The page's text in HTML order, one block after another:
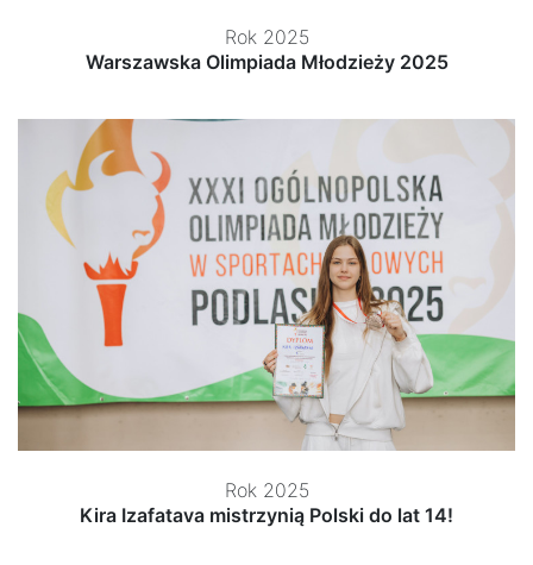
Rok 2025
Warszawska Olimpiada Młodzieży 2025
Rok 2025
Kira Izafatava mistrzynią Polski do lat 14!